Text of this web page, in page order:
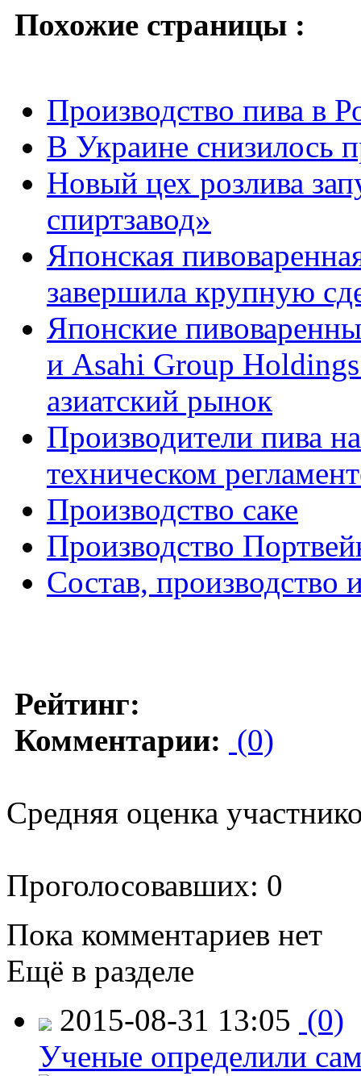
Похожие страницы :
Производство пива в
В Украине снизилось
Новый цех розлива
спиртзавод»
Японская
завершила крупную
Японские
и Asahi Group
азиатский рынок
Производители пива
техническом
Производство саке
Производство
Состав, производство
Рейтинг:
Комментарии: (0)
Средняя оценка
Проголосовавших: 0
Пока комментариев нет
Ещё в разделе
2015-08-31 13:05 (0)
Ученые определили